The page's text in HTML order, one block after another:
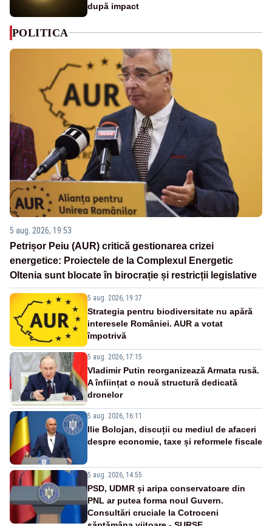
după impact
POLITICA
5 aug. 2026, 19:53
Petrișor Peiu (AUR) critică gestionarea crizei
energetice: Proiectele de la Complexul Energetic
Oltenia sunt blocate în birocrație și restricții legislative
5 aug. 2026, 19:37
Strategia pentru biodiversitate nu apără
interesele României. AUR a votat
împotrivă
5 aug. 2026, 17:15
Vladimir Putin reorganizează Armata rusă.
A înființat o nouă structură dedicată
dronelor
5 aug. 2026, 16:11
Ilie Bolojan, discuții cu mediul de afaceri
despre economie, taxe și reformele fiscale
5 aug. 2026, 14:55
PSD, UDMR și aripa conservatoare din
PNL ar putea forma noul Guvern.
Consultări cruciale la Cotroceni